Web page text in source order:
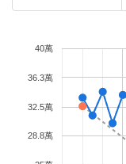
28.8萬
32.5萬
36.3萬
40萬